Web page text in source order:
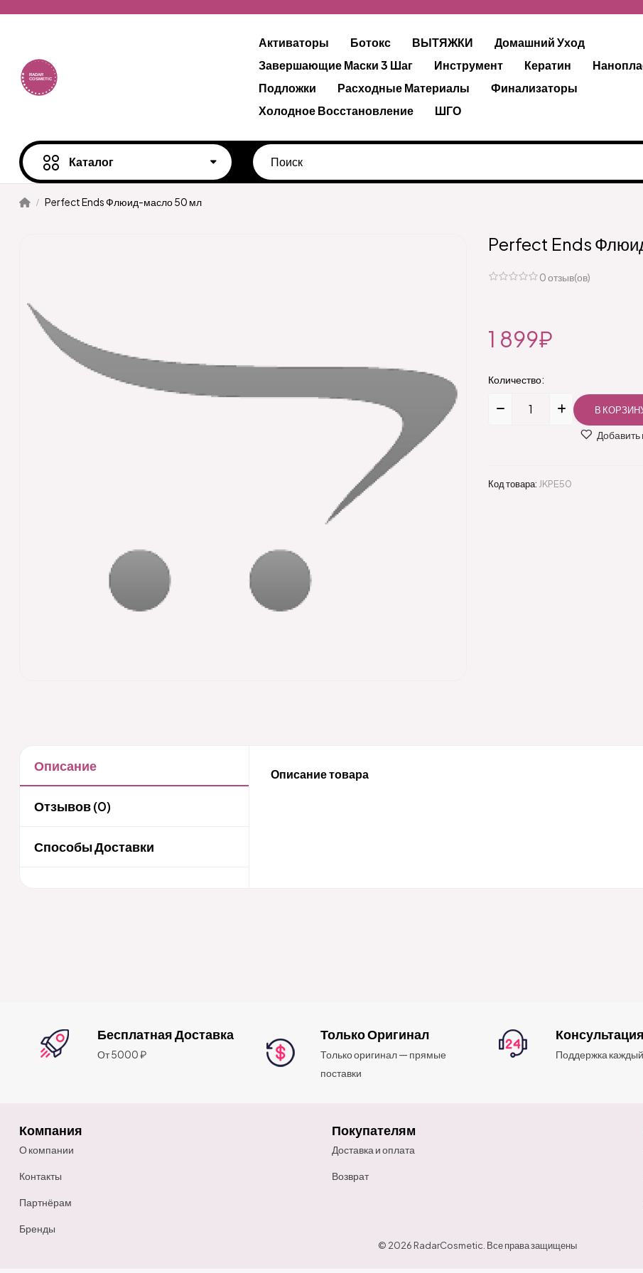
Активаторы Ботокс ВЫТЯЖКИ
Домашний Уход
Завершающие Маски 3 Шаг
Инструмент Кератин
Подложки
Расходные Материалы
Финализаторы
Холодное Восстановление
ШГО
Каталог
Perfect Ends Флюид-масло 50 мл
Perfect Ends
0 отзыв(ов)
1 899₽
Количество:
Добавить
Код товара: JKPE50
Описание
Отзывов (0)
Способы Доставки
Описание товара
Бесплатная Доставка
От 5000 ₽
Только Оригинал
Только оригинал — прямые
поставки
Консультация
Поддержка
Компания
О компании
Контакты
Партнёрам
Бренды
Покупателям
Доставка и оплата
Возврат
© 2026 RadarCosmetic. Все права защищены